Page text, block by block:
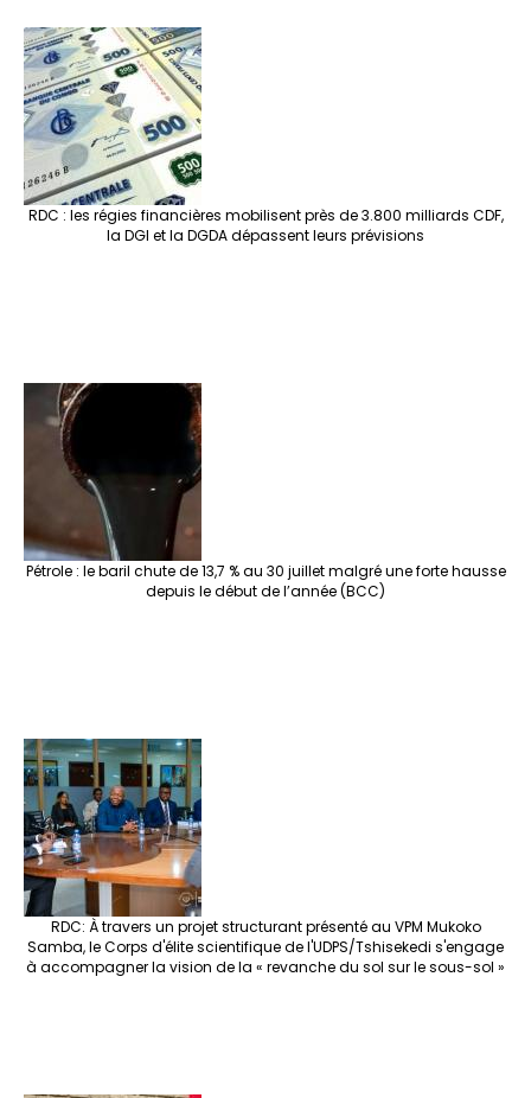
RDC : les régies financières mobilisent près de 3.800 milliards CDF,
la DGI et la DGDA dépassent leurs prévisions
Pétrole : le baril chute de 13,7 % au 30 juillet malgré une forte hausse
depuis le début de l’année (BCC)
RDC: À travers un projet structurant présenté au VPM Mukoko
Samba, le Corps d'élite scientifique de l'UDPS/Tshisekedi s'engage
à accompagner la vision de la « revanche du sol sur le sous-sol »